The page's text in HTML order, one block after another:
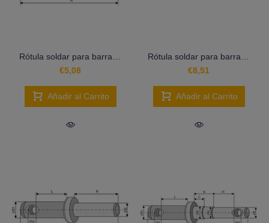
€5,08
Añadir al Carrito
€8,51
Añadir al Carrito